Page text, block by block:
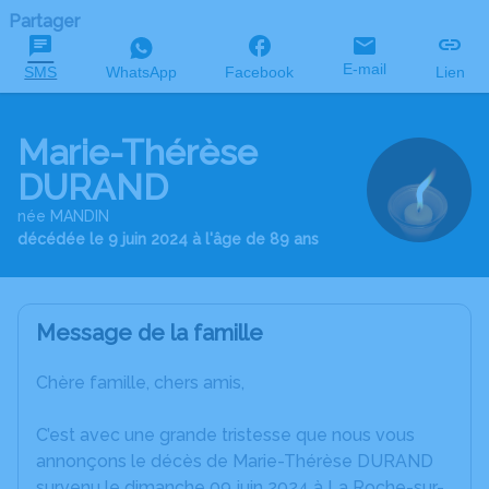
Partager
SMS WhatsApp Facebook E-mail Lien
Marie-Thérèse
DURAND
née MANDIN
décédée le 9 juin 2024 à l'âge de 89 ans
Message de la famille
Chère famille, chers amis,
C’est avec une grande tristesse que nous vous
annonçons le décès de Marie-Thérèse DURAND